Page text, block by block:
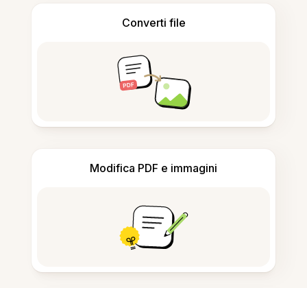
Converti file
Modifica PDF e immagini